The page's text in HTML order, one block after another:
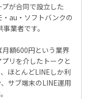
が合同で設立した
・au・ソフトバンクの
業者です。
額600円という業界
リを介したトークと
ほとんどLINEしか利
サブ端末のLINE運用